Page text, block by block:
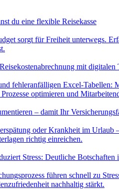
du eine flexible Reisekasse
sorgt für Freiheit unterwegs.
mit
fehleranfälligen Excel-Tabellen:
optimieren und
– damit Ihr
oder Krankheit im Urlaub
richtig einreichen.
Stress: Deutliche Botschaften
führen schnell zu
nachhaltig stärkt.